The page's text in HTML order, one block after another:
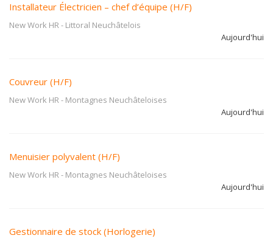
Installateur Électricien – chef d’équipe (H/F)
New Work HR- Littoral Neuchâtelois
Aujourd'hui
Couvreur (H/F)
New Work HR- Montagnes Neuchâteloises
Aujourd'hui
Menuisier polyvalent (H/F)
New Work HR- Montagnes Neuchâteloises
Aujourd'hui
Gestionnaire de stock (Horlogerie)